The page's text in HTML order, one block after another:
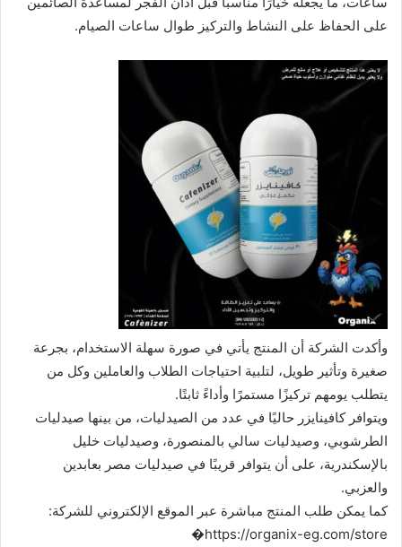
على الحفاظ على النشاط والتركيز طوال ساعات الصيام.
وأكدت الشركة أن المنتج يأتي في صورة سهلة الاستخدام، بجرعة
صغيرة وتأثير طويل، لتلبية احتياجات الطلاب والعاملين وكل من
يتطلب يومهم تركيزًا مستمرًا وأداءً ثابتًا.
ويتوافر كافينايزر حاليًا في عدد من الصيدليات، من بينها صيدليات
الطرشوبي، وصيدليات سالي بالمنصورة، وصيدليات خليل
بالإسكندرية، على أن يتوافر قريبًا في صيدليات مصر بعابدين
والعزبي.
كما يمكن طلب المنتج مباشرة عبر الموقع الإلكتروني للشركة:
https://organix-eg.com/store�